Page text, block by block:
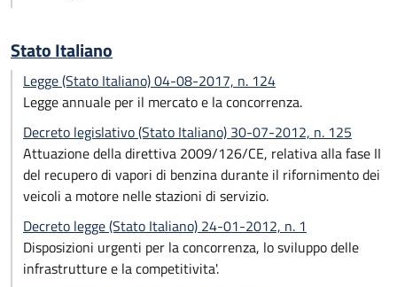
Stato Italiano
Legge (Stato Italiano) 04-08-2017, n. 124
Legge annuale per il mercato e la concorrenza.
Decreto legislativo (Stato Italiano) 30-07-2012, n. 125
Attuazione della direttiva 2009/126/CE, relativa alla fase II
del recupero di vapori di benzina durante il rifornimento dei
veicoli a motore nelle stazioni di servizio.
Decreto legge (Stato Italiano) 24-01-2012, n. 1
Disposizioni urgenti per la concorrenza, lo sviluppo delle
infrastrutture e la competitivita'.